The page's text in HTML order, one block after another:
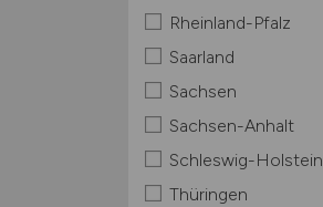
Rheinland-Pfalz
Saarland
Sachsen
Sachsen-Anhalt
Schleswig-Holstein
Thüringen